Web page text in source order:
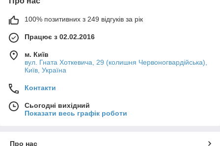
100% позитивних з 249 відгуків за рік
Працює з 02.02.2016
м. Київ
вул. Гната Хоткевича, 29 (колишня Червоногвардійська),
Київ, Україна
Контакти
Сьогодні вихідний
Показати весь графік роботи
Про нас